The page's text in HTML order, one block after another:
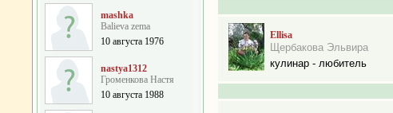
mashka
Balieva zema
10 августа 1976
nastya1312
Громенкова Настя
10 августа 1988
Ellisa
Щербакова Эльвира
кулинар - любитель